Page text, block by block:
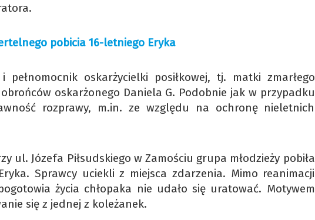
pobicia 16-letniego Eryka
oskarżycielki posiłkowej, tj. matki zmarłego
obrońców oskarżonego Daniela G. Podobnie jak w przypadku
rozprawy, m.in. ze względu na ochronę nieletnich
ul. Józefa Piłsudskiego w Zamościu grupa młodzieży pobiła
Sprawcy uciekli z miejsca zdarzenia. Mimo reanimacji
życia chłopaka nie udało się uratować. Motywem
się z jednej z koleżanek.